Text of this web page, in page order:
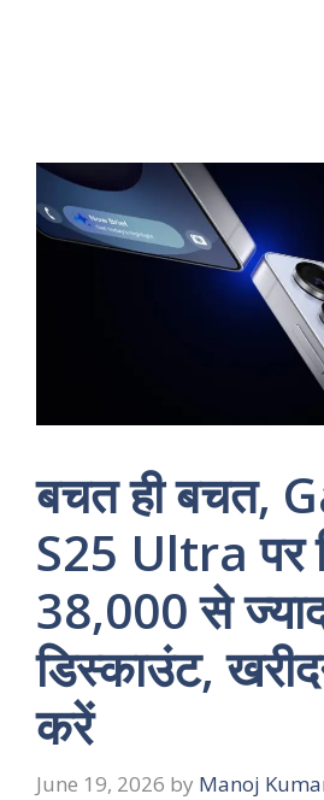
बचत ही बचत,
S25 Ultra पर
38,000 से
डिस्काउंट,
करें
June 19, 2026 by Manoj